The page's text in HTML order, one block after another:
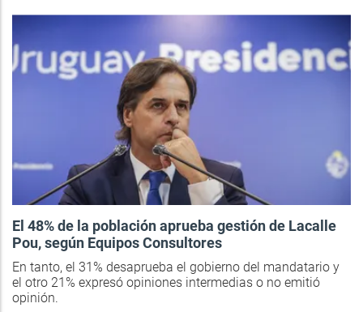
El 48% de la población aprueba gestión de Lacalle
Pou, según Equipos Consultores
En tanto, el 31% desaprueba el gobierno del mandatario y
el otro 21% expresó opiniones intermedias o no emitió
opinión.